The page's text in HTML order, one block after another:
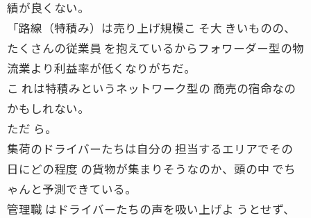
績が良くない。
「路線（特積み）は売り上げ規模こ そ大 きいものの、
たくさんの従業員 を抱えているからフォワーダー型の物
流業より利益率が低くなりがちだ。
こ れは特積みというネットワーク型の 商売の宿命なの
かもしれない。
ただ ら。
集荷のドライバーたちは自分の 担当するエリアでその
日にどの程度 の貨物が集まりそうなのか、頭の中 でち
ゃんと予測できている。
管理職 はドライバーたちの声を吸い上げよ うとせず、